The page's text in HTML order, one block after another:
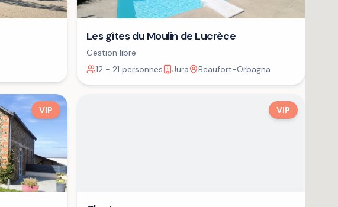
Les gîtes du Moulin de Lucrèce
Gestion libre
12 - 21 personnes
Jura Beaufort-Orbagna
VIP VIP